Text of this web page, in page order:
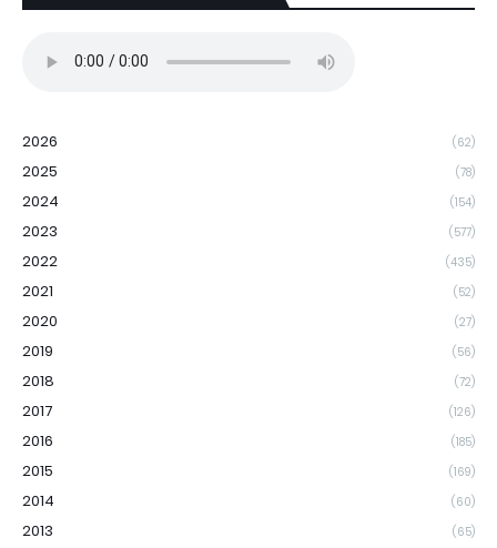
2026 (62)
2025 (78)
2024 (154)
2023 (577)
2022 (435)
2021 (52)
2020 (27)
2019 (56)
2018 (72)
2017 (126)
2016 (185)
2015 (169)
2014 (60)
2013 (65)